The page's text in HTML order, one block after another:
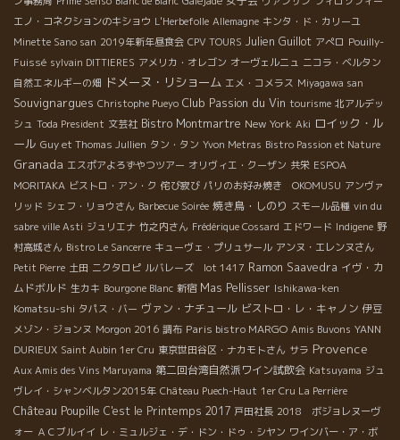
エノ・コネクションのキショウ L'Herbefolle Allemagne キンタ・ド・カリーユ
Minette Sano san 2019年新年昼食会 CPV TOURS Julien Guillot アぺロ Pouilly-
Fuissé sylvain DITTIERES アメリカ・オレゴン オーヴェルニュ ニコラ・ベルタン
自然エネルギーの畑 ドメーヌ・リショーム エメ・コメラス Miyagawa san
Souvignargues Christophe Pueyo Club Passion du Vin tourisme 北アルデッ
シュ Toda President 文芸社 Bistro Montmartre New York Aki ロイック・ル
ール Guy et Thomas Jullien タン・タン Yvon Metras Bistro Passion et Nature
Granada エスポアよろずやつツアー オリヴィエ・クーザン 共栄 ESPOA
MORITAKA ビストロ・アン・ク 侘び寂び パリのお好み焼き OKOMUSU アンヴァ
リッド シェフ・リョウさん Barbecue Soirée 焼き鳥・しのり スモール品種 vin du
sabre ville Asti ジュリエナ 竹之内さん Frédérique Cossard エドワード Indigene 野
村高城さん Bistro Le Sancerre キューヴェ・プリュサール アンヌ・エレンヌさん
Petit Pierre 土田 ニクタロピ ルバレーズ lot 1417 Ramon Saavedra イヴ・カ
ムドボルド 生カキ Bourgone Blanc 新宿 Mas Pellisser Ishikawa-ken
Komatsu-shi タパス・バー ヴァン・ナチュール ビストロ・レ・キャノン 伊豆
メゾン・ジョンヌ Morgon 2016 調布 Paris bistro MARGO Amis Buvons YANN
DURIEUX Saint Aubin 1er Cru 東京世田谷区・ナカモトさん サラ Provence
Aux Amis des Vins Maruyama 第二回台湾自然派ワイン試飲会 Katsuyama ジュ
ヴレイ・シャンベルタン2015年 Château Puech-Haut 1er Cru La Perrière
Château Poupille C'est le Printemps 2017 戸田社長 2018 ボジョレヌーヴ
ォー ＡＣブルイイ レ・ミュルジェ・デ・ドン・ドゥ・シヤン ワインバー・ア・ボ